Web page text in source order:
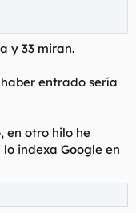
unos cuantos
de Telegram y
y mandar sobre
la chica te quiere
como la tenga y
y 33 miran.
entrado sería
en otro hilo he
indexa Google en